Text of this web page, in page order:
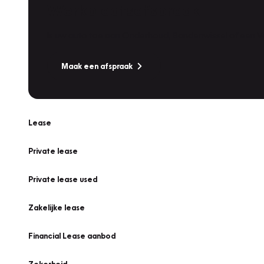
Maak een afspraak
Lease
Private lease
Private lease used
Zakelijke lease
Financial Lease aanbod